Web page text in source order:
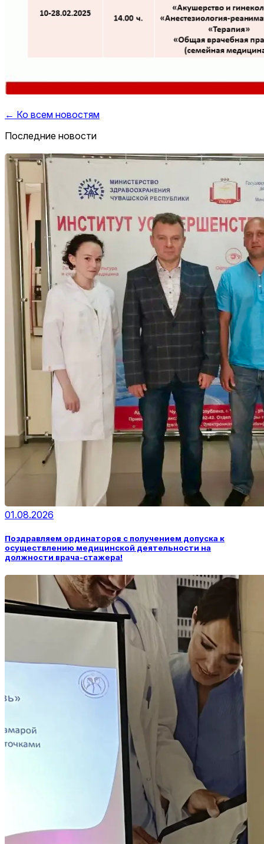
← Ко всем новостям
Последние новости
01.08.2026
Поздравляем ординаторов с получением допуска к
осуществлению медицинской деятельности на
должности врача-стажера!